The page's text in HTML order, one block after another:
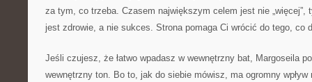
za tym, co trzeba. Czasem największym celem jest nie „więcej”,
jest zdrowie, a nie sukces. Strona pomaga Ci wrócić do tego, co
Jeśli czujesz, że łatwo wpadasz w wewnętrzny bat, Margoseila
wewnętrzny ton. Bo to, jak do siebie mówisz, ma ogromny